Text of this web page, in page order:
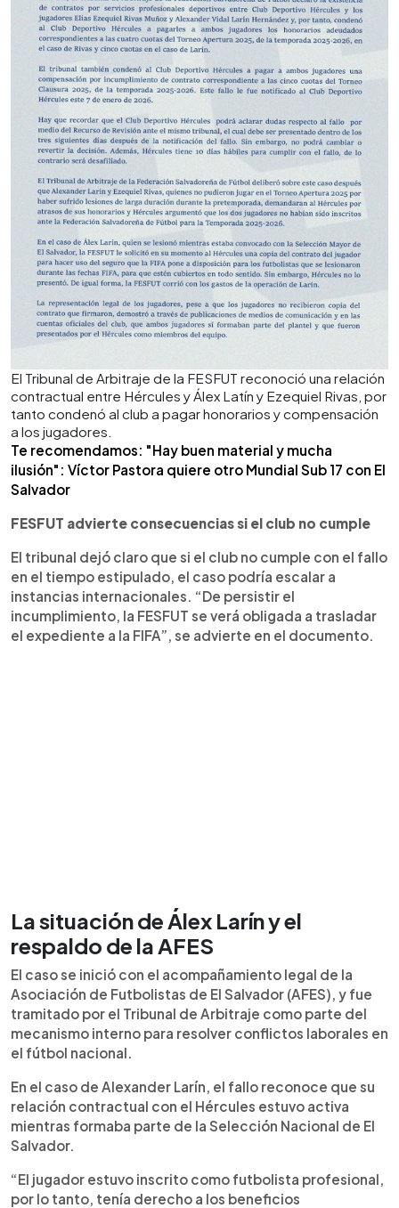
El Tribunal de Arbitraje de la FESFUT reconoció una relación
contractual entre Hércules y Álex Latín y Ezequiel Rivas, por
tanto condenó al club a pagar honorarios y compensación
a los jugadores.
Te recomendamos: "Hay buen material y mucha
ilusión": Víctor Pastora quiere otro Mundial Sub 17 con El
Salvador
FESFUT advierte consecuencias si el club no cumple
El tribunal dejó claro que si el club no cumple con el fallo
en el tiempo estipulado, el caso podría escalar a
instancias internacionales. “De persistir el
incumplimiento, la FESFUT se verá obligada a trasladar
el expediente a la FIFA”, se advierte en el documento.
La situación de Álex Larín y el
respaldo de la AFES
El caso se inició con el acompañamiento legal de la
Asociación de Futbolistas de El Salvador (AFES), y fue
tramitado por el Tribunal de Arbitraje como parte del
mecanismo interno para resolver conflictos laborales en
el fútbol nacional.
En el caso de Alexander Larín, el fallo reconoce que su
relación contractual con el Hércules estuvo activa
mientras formaba parte de la Selección Nacional de El
Salvador.
“El jugador estuvo inscrito como futbolista profesional,
por lo tanto, tenía derecho a los beneficios